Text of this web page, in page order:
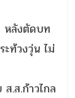
หลังตัดบท
ท้วงวุ่น ไม่
ส.ส.ก้าวไกล